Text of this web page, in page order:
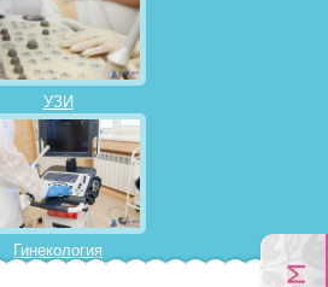
УЗИ
Гинекология